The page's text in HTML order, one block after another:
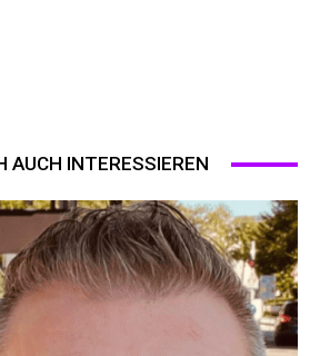
AUCH INTERESSIEREN